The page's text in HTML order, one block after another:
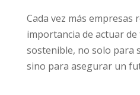
Cada vez más empresas
importancia de actuar
sostenible, no solo para
sino para asegurar un